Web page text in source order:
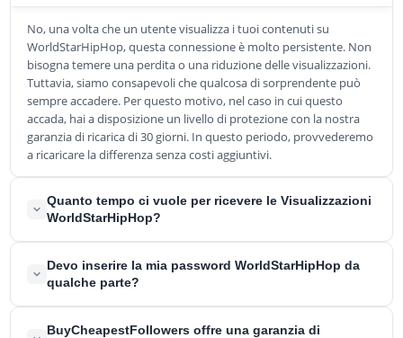
No, una volta che un utente visualizza i tuoi contenuti su
WorldStarHipHop, questa connessione è molto persistente. Non
bisogna temere una perdita o una riduzione delle visualizzazioni.
Tuttavia, siamo consapevoli che qualcosa di sorprendente può
sempre accadere. Per questo motivo, nel caso in cui questo
accada, hai a disposizione un livello di protezione con la nostra
garanzia di ricarica di 30 giorni. In questo periodo, provvederemo
a ricaricare la differenza senza costi aggiuntivi.
Quanto tempo ci vuole per ricevere le Visualizzazioni
WorldStarHipHop?
I nostri clienti non devono preoccuparsi della velocità di
consegna del loro pacchetto Visualizzazioni WorldStarHipHop.
Devo inserire la mia password WorldStarHipHop da
qualche parte?
No, né per l'ordine né per la consegna delle tue visualizzazioni
BuyCheapestFollowers offre una garanzia di